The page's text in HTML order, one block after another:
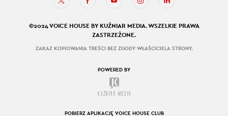
©2024 VOICE HOUSE BY KUŹNIAR MEDIA. WSZELKIE PRAWA
ZASTRZEŻONE.
ZAKAZ KOPIOWANIA TREŚCI BEZ ZGODY WŁAŚCICIELA STRONY.
POWERED BY
POBIERZ APLIKACJĘ VOICE HOUSE CLUB